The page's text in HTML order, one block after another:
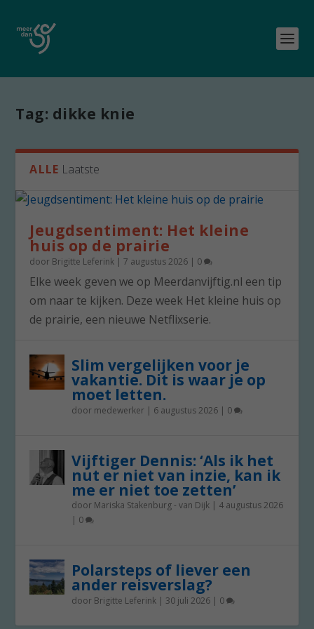
Tag: dikke knie
ALLE Laatste
Jeugdsentiment: Het kleine
huis op de prairie
door Brigitte Leferink |7 augustus 2026 | 0
Elke week geven we op Meerdanvijftig.nl een tip
om naar te kijken. Deze week Het kleine huis op
de prairie, een nieuwe Netflixserie.
Slim vergelijken voor je
vakantie. Dit is waar je op
moet letten.
door medewerker | 6 augustus 2026 | 0
Vijftiger Dennis: ‘Als ik het
nut er niet van inzie, kan ik
me er niet toe zetten’
door Mariska Stakenburg - van Dijk | 4 augustus 2026
| 0
Polarsteps of liever een
ander reisverslag?
door Brigitte Leferink | 30 juli 2026 | 0